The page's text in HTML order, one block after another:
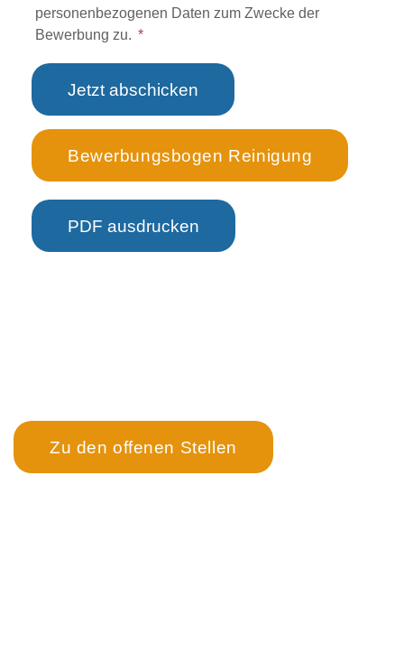
personenbezogenen Daten zum Zwecke der
Bewerbung zu. *
Jetzt abschicken
Bewerbungsbogen Reinigung
PDF ausdrucken
Zu den offenen Stellen